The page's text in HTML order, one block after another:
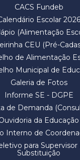
CACS Fundeb
Escolar 2026
(Alimentação
CEU (Pré-
de Alimentação
Municipal de
Galeria de Fotos
Informe SE - DGPE
de Demanda
da Educação
Interno de
para
Substituição